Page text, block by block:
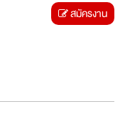
สมัครงาน